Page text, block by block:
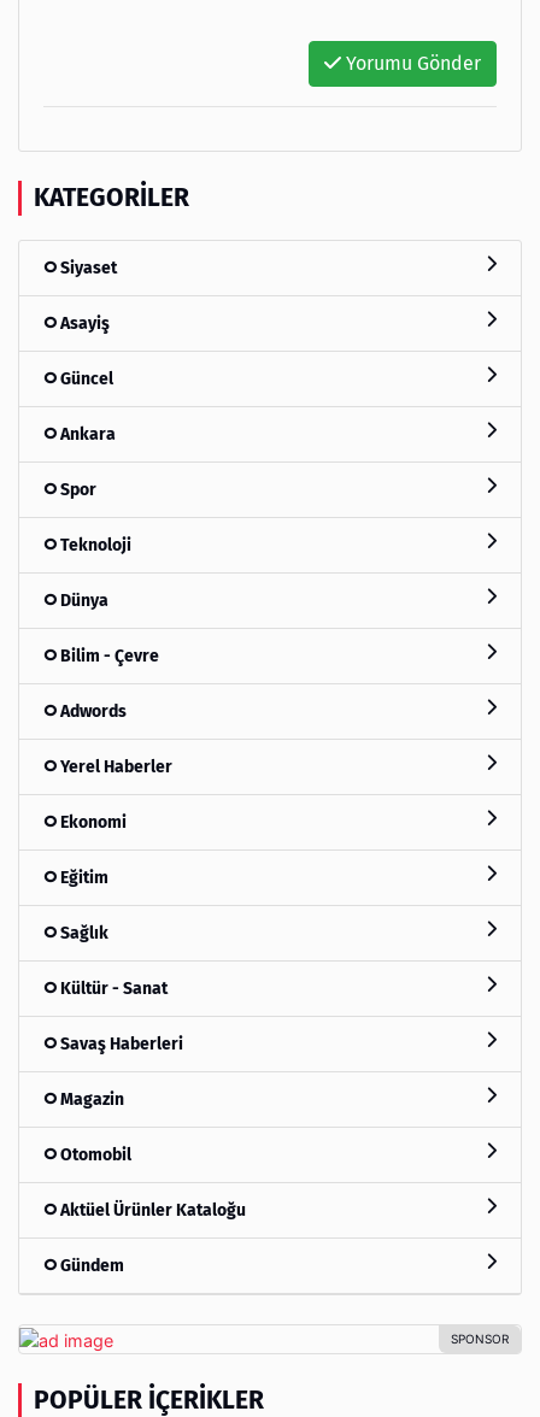
Yorumu Gönder
KATEGORILER
Siyaset
Asayiş
Güncel
Ankara
Spor
Teknoloji
Dünya
Bilim - Çevre
Adwords
Yerel Haberler
Ekonomi
Eğitim
Sağlık
Kültür - Sanat
Savaş Haberleri
Magazin
Otomobil
Aktüel Ürünler Kataloğu
Gündem
POPÜLER İÇERIKLER